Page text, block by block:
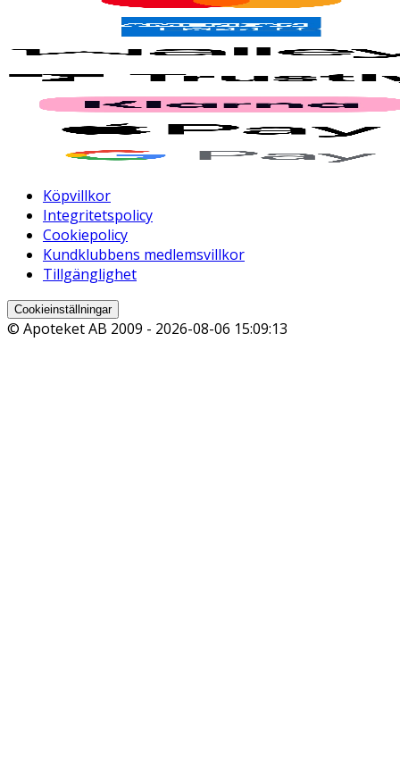
Köpvillkor
Integritetspolicy
Cookiepolicy
Kundklubbens medlemsvillkor
Tillgänglighet
Cookieinställningar
© Apoteket AB 2009 - 2026-08-06 15:09:13